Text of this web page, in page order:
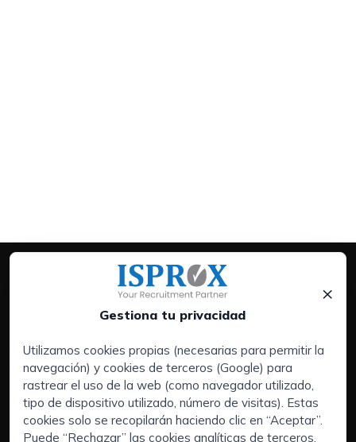
Gestiona tu privacidad
×
Utilizamos cookies propias (necesarias para permitir la
navegación) y cookies de terceros (Google) para
rastrear el uso de la web (como navegador utilizado,
tipo de dispositivo utilizado, número de visitas). Estas
cookies solo se recopilarán haciendo clic en “Aceptar”.
Puede “Rechazar” las cookies analíticas de terceros,
Servicios:
Empresas
Executive Search | Selección de Directivos